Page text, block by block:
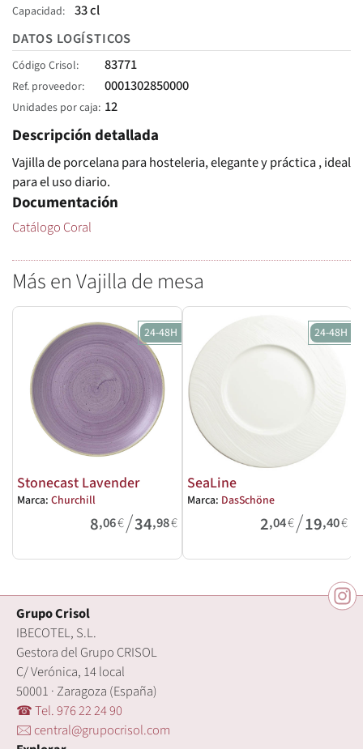
Capacidad
33 cl
DATOS LOGÍSTICOS
Código Crisol 83771
Ref. proveedor 0001302850000
Unidades por caja 12
Descripción detallada
Vajilla de porcelana para hosteleria, elegante y práctica , ideal
para el uso diario.
Documentación
Catálogo Coral
Más en Vajilla de mesa
24-48H
Stonecast Lavender
Marca: Churchill
8,06€/34,98€
24-48H
SeaLine
Marca: DasSchöne
2,04€/19,40€
Grupo Crisol
IBECOTEL, S.L.
Gestora del Grupo CRISOL
C/ Verónica, 14 local
50001 · Zaragoza (España)
☎ Tel. 976 22 24 90
🖂 central@grupocrisol.com